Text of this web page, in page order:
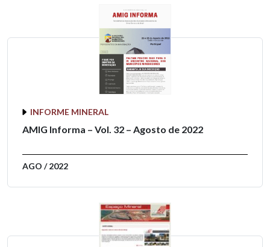
INFORME MINERAL
AMIG Informa – Vol. 32 – Agosto de 2022
AGO / 2022